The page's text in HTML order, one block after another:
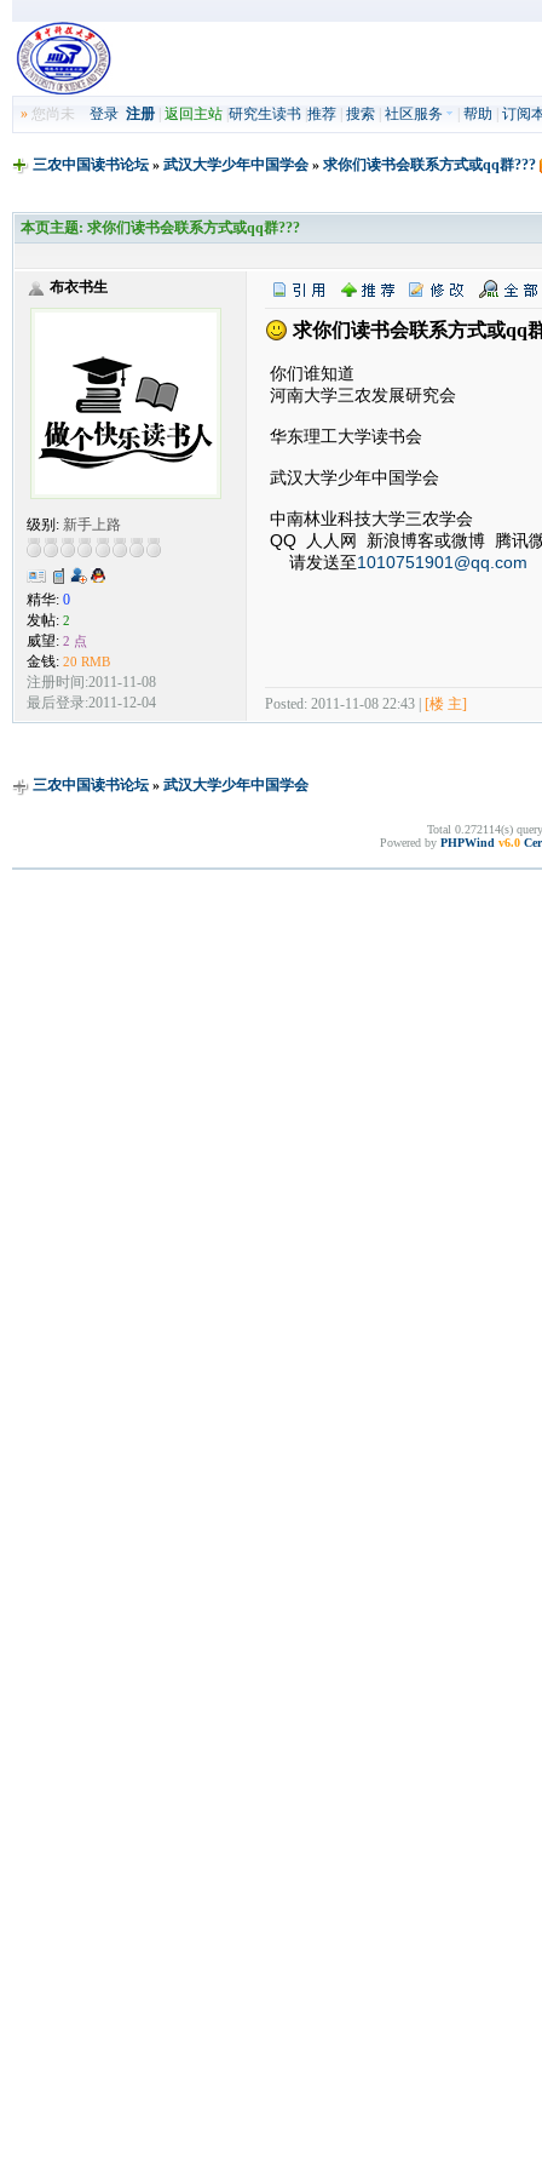
»您尚未 登录 注册| 返回主站| 研究生读书| 推荐| 搜索| 社区服务 帮助 订阅
三农中国读书论坛» 武汉大学少年中国学会» 求你们读书会联系方式或qq群???
本页主题: 求你们读书会联系方式或qq群???
布衣书生
级别: 新手上路
精华: 0
发帖: 2
威望: 2 点
金钱: 20 RMB
注册时间:2011-11-08
最后登录:2011-12-04
求你们读书会联系方式或qq
你们谁知道
河南大学三农发展研究会
华东理工大学读书会
武汉大学少年中国学会
中南林业科技大学三农学会
QQ 人人网 新浪博客或微博 腾讯
请发送至1010751901@qq.com
Posted: 2011-11-08 22:43 | [楼 主]
三农中国读书论坛» 武汉大学少年中国学会
Total 0.272114(s)
Powered by PHPWind v6.0